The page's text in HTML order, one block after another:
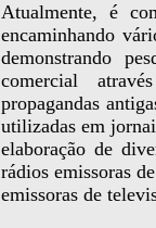
Atualmente, é
encaminhando
demonstrando
comercial
propagandas
utilizadas em
elaboração de
rádios emissoras
emissoras de